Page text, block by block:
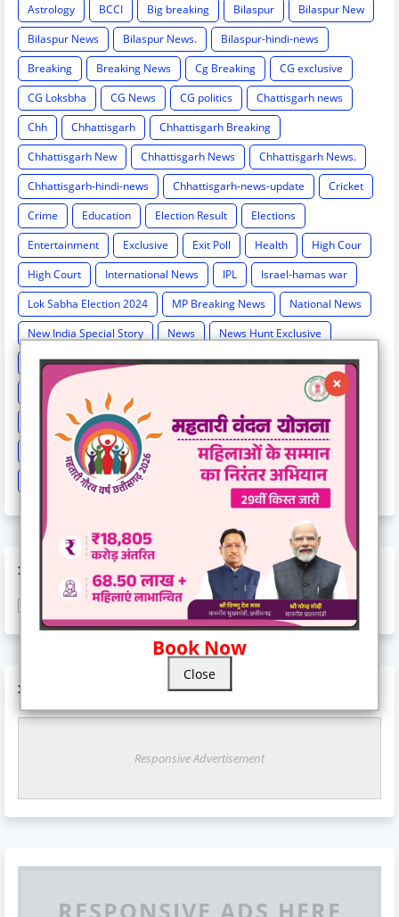
Book Now
Close
Astrology BCCI Big breaking Bilaspur
Bilaspur New
Bilaspur News
Bilaspur News.
Bilaspur-hindi-news
Breaking
Breaking News Cg Breaking
CG exclusive
CG Loksbha
CG News CG politics
Chattisgarh news
Chh
Chhattisgarh
Chhattisgarh Breaking
Chhattisgarh New
Chhattisgarh News
Chhattisgarh News.
Chhattisgarh-hindi-news
Chhattisgarh-news-update
Cricket
Crime
Education Election Result
Elections
Entertainment
Exclusive Exit Poll Health
High Cour
High Court
International News IPL
Israel-hamas war
Lok Sabha Election 2024
MP Breaking News
National News
New India Special Story
News
News Hunt Exclusive
News India Special
News Story
News Times Exclusive
Politics
Rahul Gandhi
Rajasthan
Religion And Spirituality
Share Market
Social Event
sonia Gandhi
Sports Supreme Court
Technology
Train Cancel
Uttarpradesh Weather
Responsive Advertisement
RESPONSIVE ADS HERE